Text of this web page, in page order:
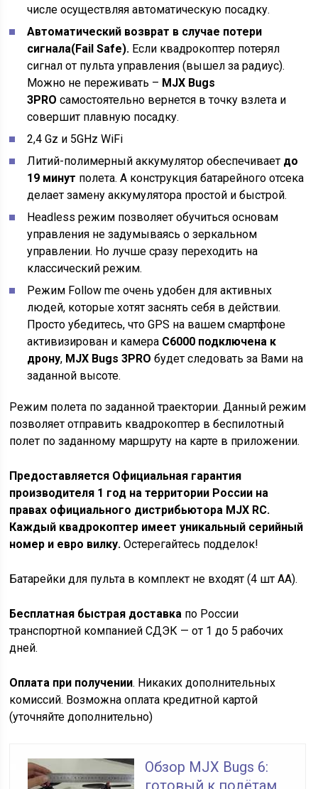
числе осуществляя автоматическую посадку.
Автоматический возврат в случае потери
сигнала(FailSafe). Если квадрокоптер потерял
сигнал от пульта управления (вышел за радиус).
Можно не переживать – MJX Bugs
3PRO самостоятельно вернется в точку взлета и
совершит плавную посадку.
2,4 Gz и 5GHz WiFi
Литий-полимерный аккумулятор обеспечивает до
19 минут полета. А конструкция батарейного отсека
делает замену аккумулятора простой и быстрой.
Headless режим позволяет обучиться основам
управления не задумываясь о зеркальном
управлении. Но лучше сразу переходить на
классический режим.
Режим Follow me очень удобен для активных
людей, которые хотят заснять себя в действии.
Просто убедитесь, что GPS на вашем смартфоне
активизирован и камера C6000 подключена к
дрону, MJX Bugs 3PRO будет следовать за Вами на
заданной высоте.
Режим полета по заданной траектории. Данный режим
позволяет отправить квадрокоптер в беспилотный
полет по заданному маршруту на карте в приложении.
Предоставляется Официальная гарантия
производителя 1 год на территории России на
правах официального дистрибьютора MJX RC.
Каждый квадрокоптер имеет уникальный серийный
номер и евро вилку.Остерегайтесь подделок!
Батарейки для пульта в комплект не входят (4 шт АА).
Бесплатная быстрая доставка по России
транспортной компанией СДЭК — от 1 до 5 рабочих
дней.
Оплата при получении. Никаких дополнительных
комиссий. Возможна оплата кредитной картой
(уточняйте дополнительно)
Обзор MJX Bugs 6:
готовый к полётам